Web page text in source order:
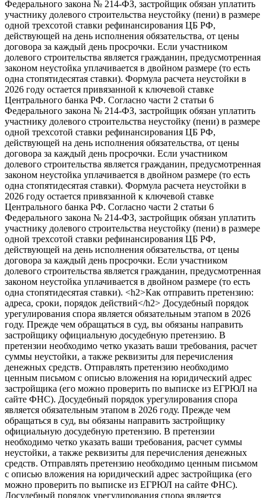
<h2>Как отправить претензию:
адреса, сроки, порядок действий</h2> Досудебный порядок
урегулирования спора является обязательным этапом в 2026
году. Прежде чем обращаться в суд, вы обязаны направить
застройщику официальную досудебную претензию. В
претензии необходимо четко указать ваши требования, расчет
суммы неустойки, а также реквизиты для перечисления
денежных средств. Отправлять претензию необходимо
ценным письмом с описью вложения на юридический адрес
застройщика (его можно проверить по выписке из ЕГРЮЛ на
сайте ФНС). Досудебный порядок урегулирования спора
является обязательным этапом в 2026 году. Прежде чем
обращаться в суд, вы обязаны направить застройщику
официальную досудебную претензию. В претензии
необходимо четко указать ваши требования, расчет суммы
неустойки, а также реквизиты для перечисления денежных
средств. Отправлять претензию необходимо ценным письмом
с описью вложения на юридический адрес застройщика (его
можно проверить по выписке из ЕГРЮЛ на сайте ФНС).
Досудебный порядок урегулирования спора является